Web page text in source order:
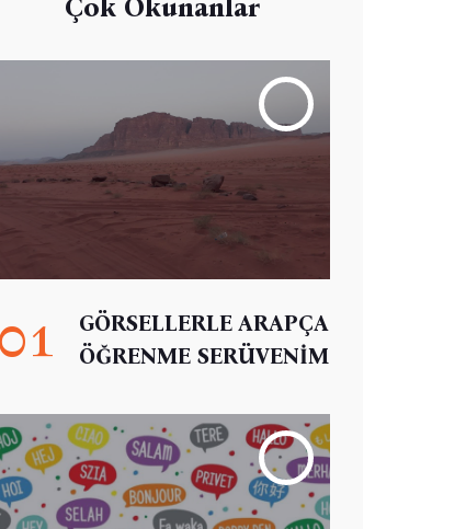
Çok Okunanlar
01
GÖRSELLERLE ARAPÇA
ÖĞRENME SERÜVENİM